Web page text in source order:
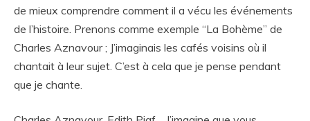
de mieux comprendre comment il a vécu les événements
de l’histoire. Prenons comme exemple “La Bohème” de
Charles Aznavour ; J’imaginais les cafés voisins où il
chantait à leur sujet. C’est à cela que je pense pendant
que je chante.